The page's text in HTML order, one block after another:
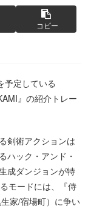
コピー
予定している
』の紹介トレー
剣術アクションは
ハック・アンド・
成ダンジョンが特
モードには、『侍
家/宿場町）に争い